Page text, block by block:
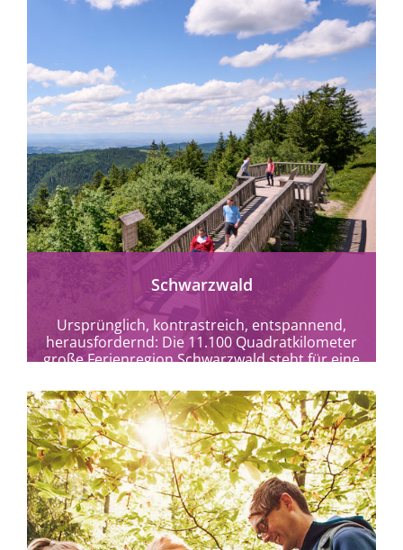
mehr erfahren
Schwarzwald
Ursprünglich, kontrastreich, entspannend,
herausfordernd: Die 11.100 Quadratkilometer
große Ferienregion Schwarzwald steht für eine